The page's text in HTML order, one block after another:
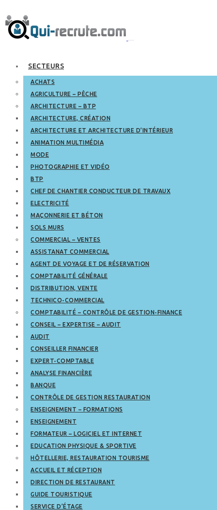
SECTEURS
ACHATS
AGRICULTURE – PÊCHE
ARCHITECTURE – BTP
ARCHITECTURE, CRÉATION
ARCHITECTURE ET ARCHITECTURE D’INTÉRIEUR
ANIMATION MULTIMÉDIA
MODE
PHOTOGRAPHIE ET VIDÉO
BTP
CHEF DE CHANTIER CONDUCTEUR DE TRAVAUX
ELECTRICITÉ
MAÇONNERIE ET BÉTON
SOLS MURS
COMMERCIAL – VENTES
ASSISTANAT COMMERCIAL
AGENT DE VOYAGE ET DE RÉSERVATION
COMPTABILITÉ GÉNÉRALE
DISTRIBUTION, VENTE
TECHNICO-COMMERCIAL
COMPTABILITÉ – CONTRÔLE DE GESTION-FINANCE
CONSEIL – EXPERTISE – AUDIT
AUDIT
CONSEILLER FINANCIER
EXPERT-COMPTABLE
ANALYSE FINANCIÈRE
BANQUE
CONTRÔLE DE GESTION RESTAURATION
ENSEIGNEMENT – FORMATIONS
ENSEIGNEMENT
FORMATEUR – LOGICIEL ET INTERNET
EDUCATION PHYSIQUE & SPORTIVE
HÔTELLERIE, RESTAURATION TOURISME
ACCUEIL ET RÉCEPTION
DIRECTION DE RESTAURANT
GUIDE TOURISTIQUE
SERVICE D’ÉTAGE